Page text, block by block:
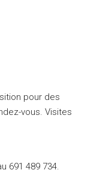
pour des
vous. Visites
691 489 734.